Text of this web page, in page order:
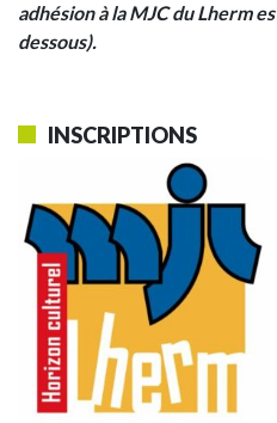
adhésion à la MJC du Lherm
dessous).
INSCRIPTIONS